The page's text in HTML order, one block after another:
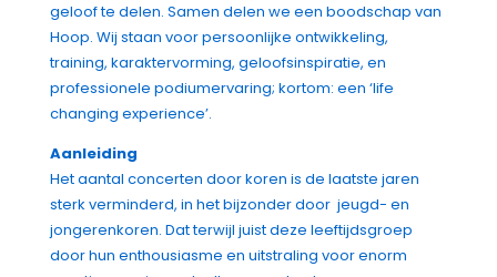
geloof te delen. Samen delen we een boodschap van
Hoop. Wij staan voor persoonlijke ontwikkeling,
training, karaktervorming, geloofsinspiratie, en
professionele podiumervaring; kortom: een ‘life
changing experience’.
Aanleiding
Het aantal concerten door koren is de laatste jaren
sterk verminderd, in het bijzonder door jeugd- en
jongerenkoren. Dat terwijl juist deze leeftijdsgroep
door hun enthousiasme en uitstraling voor enorm